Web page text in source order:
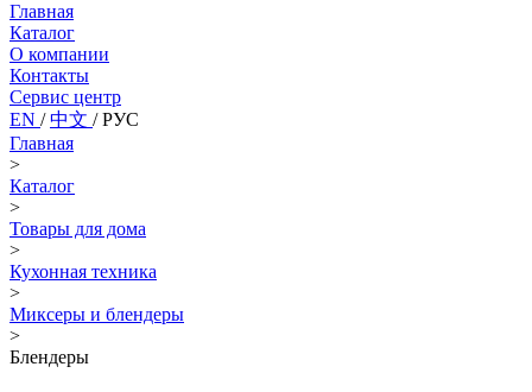
Главная
Каталог
О компании
Контакты
Сервис центр
EN /中文 /РУС
Главная
>
Каталог
>
Товары для дома
>
Кухонная техника
>
Миксеры и блендеры
>
Блендеры